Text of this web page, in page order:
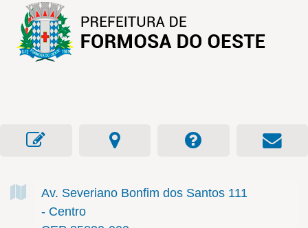
Av. Severiano Bonfim dos Santos 111
- Centro